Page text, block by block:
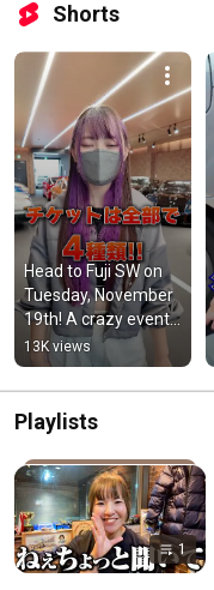
Shorts
Head to Fuji SW on
Tuesday, November
19th! A crazy event
where you can
experience the
whole world...
13K views
Playlists
1